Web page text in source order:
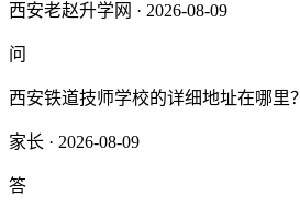
西安老赵升学网 · 2026-08-09
问
西安铁道技师学校的详细地址在哪里？
家长 · 2026-08-09
答